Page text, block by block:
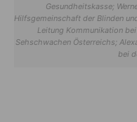
Gesundheitskasse;
Hilfsgemeinschaft der Blinden
Leitung Kommunikation
Sehschwachen Österreichs;
bei